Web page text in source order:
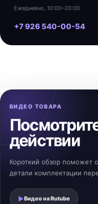
Ежедневно, 10:00–20:00
+7 926 540-00-54
ВИДЕО ТОВАРА
действии
Короткий обзор поможет
детали комплектации
▶Видео наRutube